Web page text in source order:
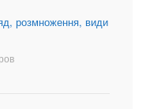
розмноження, види